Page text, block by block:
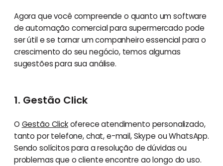
Agora que você compreende o quanto um software
de automação comercial para supermercado pode
ser útil e se tornar um companheiro essencial para o
crescimento do seu negócio, temos algumas
sugestões para sua análise.
1. Gestão Click
O Gestão Clickoferece atendimento personalizado,
tanto por telefone, chat, e-mail, Skype ou WhatsApp.
Sendo solícitos para a resolução de dúvidas ou
problemas que o cliente encontre ao longo do uso.